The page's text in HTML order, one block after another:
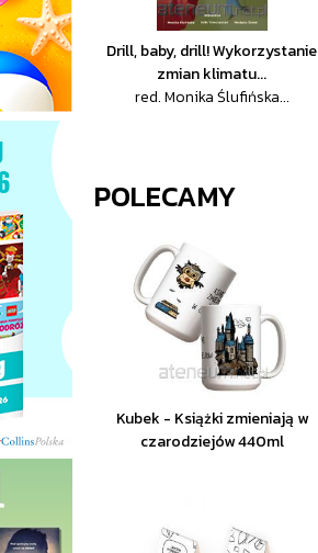
Drill, baby, drill! Wykorzystanie
zmian klimatu...
red. Monika Ślufińska...
POLECAMY
Kubek - Książki zmieniają w
czarodziejów 440ml